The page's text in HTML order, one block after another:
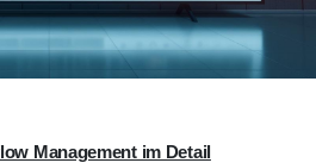
Management im Detail